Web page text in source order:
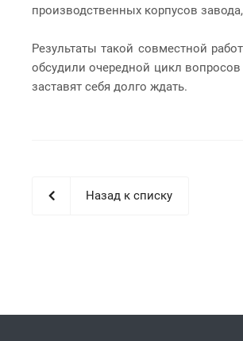
производственных корпусов
Результаты такой совместной
обсудили очередной цикл
заставят себя долго ждать.
Назад к списку